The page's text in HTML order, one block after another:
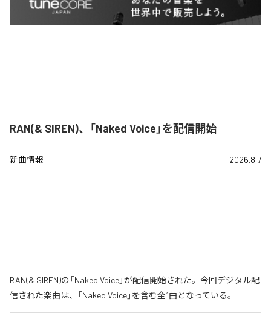
RAN(& SIREN)、「Naked Voice」を配信開始
新曲情報 2026.8.7
RAN(& SIREN)の「Naked Voice」が配信開始された。今回デジタル配
信された楽曲は、「Naked Voice」を含む全1曲となっている。